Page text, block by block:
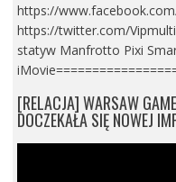
https://
https://twitter.com/
statyw Manfrotto Pixi
[RELACJA] WARSAW
DOCZEKAŁA SIĘ NOWEJ